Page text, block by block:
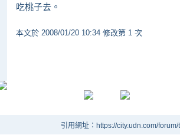
吃桃子去。
本文於 2008/01/20 10:34 修改第 1 次
引用網址：https://city.udn.com/